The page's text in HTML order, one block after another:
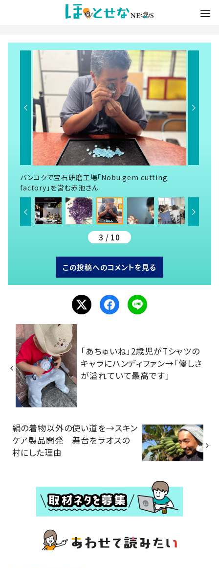
バンコクで宝石研磨工場「Nobu gem cutting
factory」を営む赤池さん
3 / 10
この投稿へのコメントを見る
「あちゅいね」2歳児がTシャツの
キャラにハンディファン→「優しさ
が溢れていて最高です」
絹の着物以外の使い道を→スキン
ケア製品開発 舞台をラオスの
村にした理由